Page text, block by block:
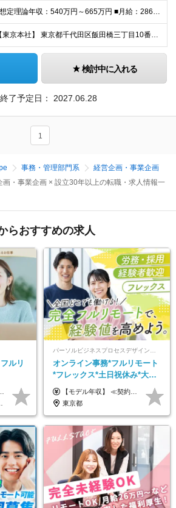
■想定理論年収：540万円～665万円 ■月給：286,500円～351,500円 ※経験・能力等を考慮の上決定します ※想定理論年収は「基本給＋時間外手当＋賞与」となります ※時間外手当：勤務実績に
【東京本社】 東京都千代田区飯田橋三丁目10番10号 ガーデンエアタワー ※当面は東京本社での勤務を想定しておりますが、将来的に転勤の可能性があります ※入社時8営業日、東京本社で集合研修がございます
検討中に入れる
了予定日： 2027.06.28
1
事務・管理部門系
経営企画・事業企画
画・事業企画 × 設立30年以上の転職・求人情報一
らおすすめの求人
ルリ
パーソルビジネスプロセスデザイン株式会社 事業開発本部
オンライン事務*フルリモート
*フレックス*土日祝休み*大手
パーソルグループ*オンライン
面接*30～40代活躍中
【モデル年収】 ≪契約社員≫ 年収330万円 (基本給23万 ＋ 地区手当3万円 ＋ 賞与)：都内在住 年収264万円 (基本給21万 ＋ 賞与)：静岡県在住 --------------- ●月給21万円～28万9900円＋賞与（年2回）＋各種手当 ●1年目想定給与：年収264万円～364万円 ●経験やスキルに応じて優遇します！ ※お住まいの地域により0～3万円の地区手当を支給しております ※試用期間中（3ヶ月間）の雇用形態および待遇に差異はありません ※残業代については選考時に詳細をご説明します ※通算契約期間の上限は5年となります ≪アルバイト≫ ●時給1,250円～2,300円 ●経験やスキルに応じて優遇します！ ●ご希望に応じ、扶養内での勤務も可能です！ ※試用期間中の雇用形態および待遇に差異はありません
東京都